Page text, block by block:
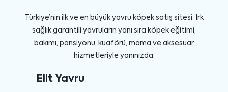
Türkiye’nin ilk ve en büyük yavru köpek satış sitesi. Irk
sağlık garantili yavruların yanı sıra köpek eğitimi,
bakımı, pansiyonu, kuaförü, mama ve aksesuar
hizmetleriyle yanınızda.
Elit Yavru